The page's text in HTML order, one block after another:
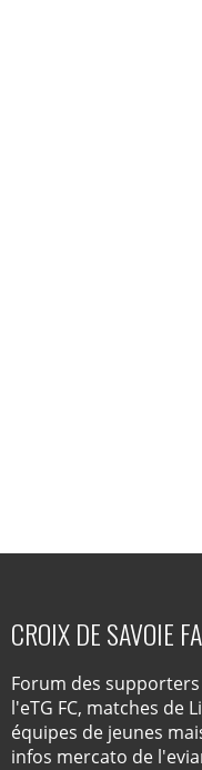
CROIX DE SAVOIE
Forum des
l'eTG FC, matches de
équipes de jeunes
infos mercato de